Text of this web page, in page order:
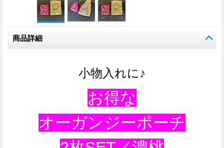
商品詳細
小物入れに♪
お得な
オーガンジーポーチ